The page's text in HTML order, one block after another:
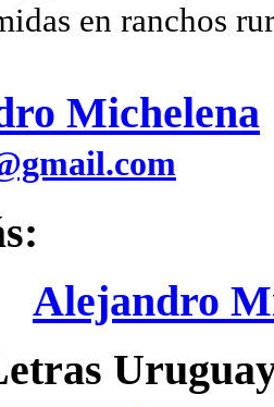
en ranchos
Michelena
Alejandro